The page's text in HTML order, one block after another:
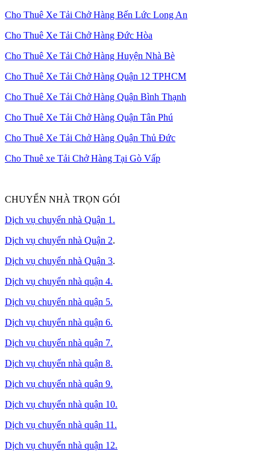
Cho Thuê Xe Tải Chở Hàng Bến Lức Long An
Cho Thuê Xe Tải Chở Hàng Đức Hòa
Cho Thuê Xe Tải Chở Hàng Huyện Nhà Bè
Cho Thuê Xe Tải Chở Hàng Quận 12 TPHCM
Cho Thuê Xe Tải Chở Hàng Quận Bình Thạnh
Cho Thuê Xe Tải Chở Hàng Quận Tân Phú
Cho Thuê Xe Tải Chở Hàng Quận Thủ Đức
Cho Thuê xe Tải Chở Hàng Tại Gò Vấp
CHUYỂN NHÀ TRỌN GÓI
Dịch vụ chuyển nhà Quận 1.
Dịch vụ chuyển nhà Quận 2.
Dịch vụ chuyển nhà Quận 3.
Dịch vụ chuyển nhà quận 4.
Dịch vụ chuyển nhà quận 5.
Dịch vụ chuyển nhà quận 6.
Dịch vụ chuyển nhà quận 7.
Dịch vụ chuyển nhà quận 8.
Dịch vụ chuyển nhà quận 9.
Dịch vụ chuyển nhà quận 10.
Dịch vụ chuyển nhà quận 11.
Dịch vụ chuyển nhà quận 12.